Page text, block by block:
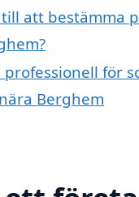
att bestämma
professionell för
Berghem